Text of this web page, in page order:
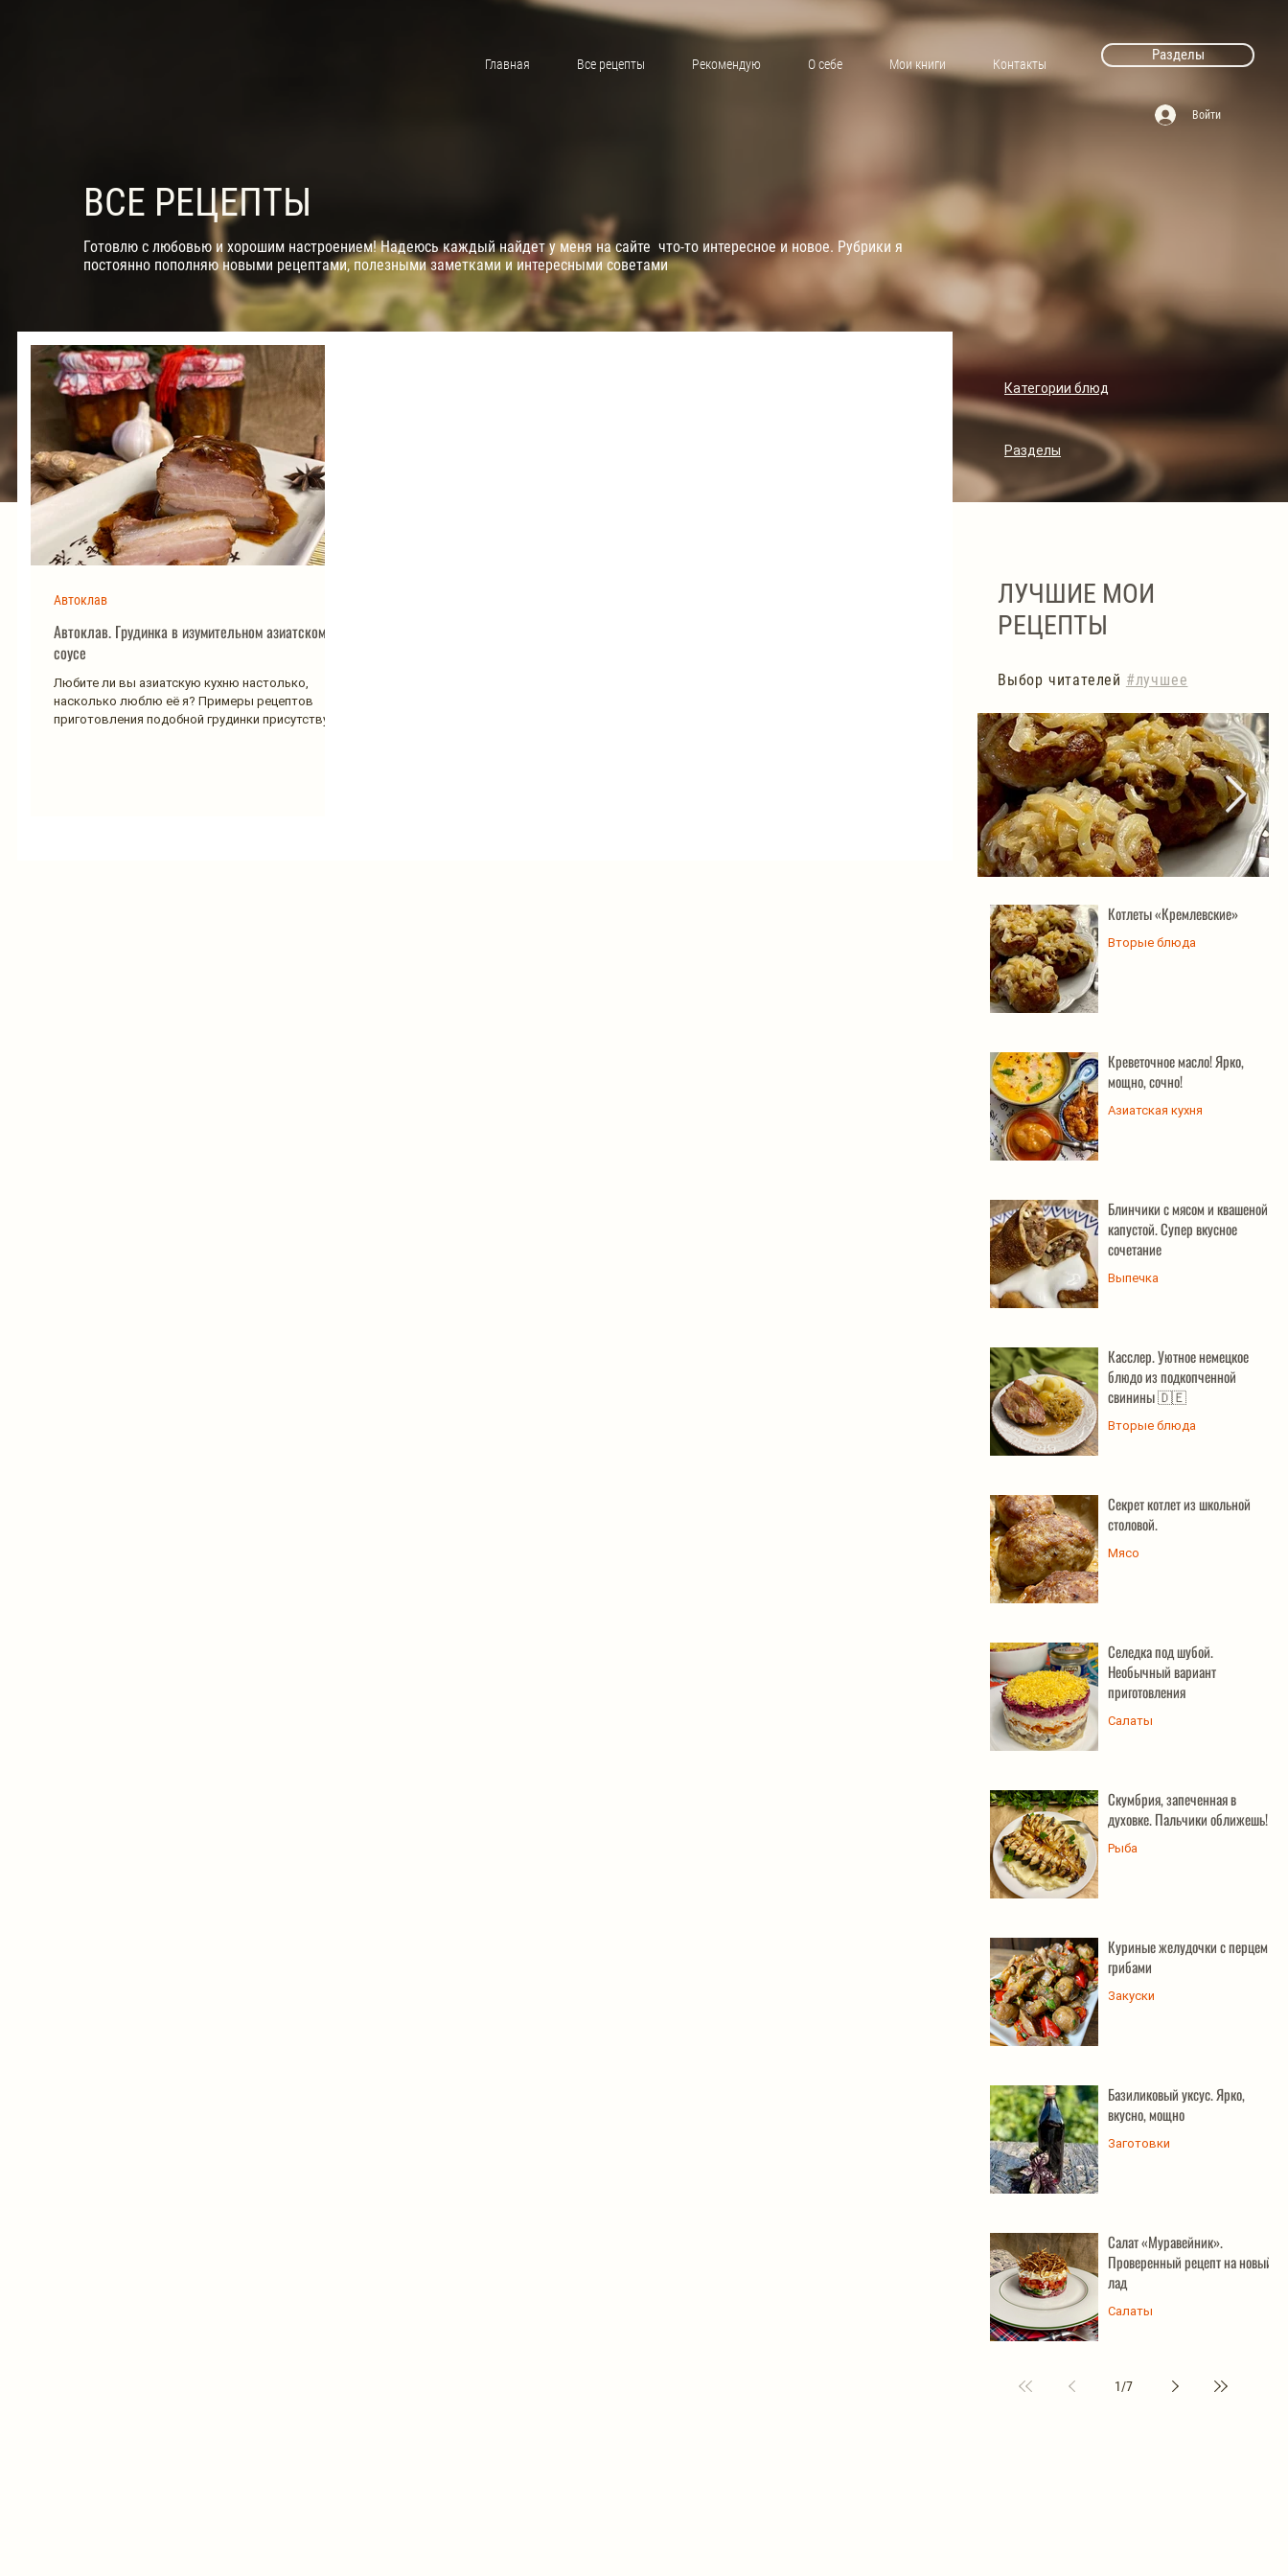
Главная Все рецепты Рекомендую О себе Мои книги Контакты
Разделы
Войти
ВСЕ РЕЦЕПТЫ
Готовлю с любовью и хорошим настроением! Надеюсь каждый найдет у меня на сайте что-то интересное и новое. Рубрики я
постоянно пополняю новыми рецептами, полезными заметками и интересными советами
Категории блюд
Разделы
Автоклав. Грудинка в изумительном азиатском
соусе
Любите ли вы азиатскую кухню настолько,
насколько люблю её я? Примеры рецептов
приготовления подобной грудинки присутствуют
Автоклав
ЛУЧШИЕ МОИ
РЕЦЕПТЫ
Выбор читателей #лучшее
Котлеты «Кремлевские»
Котлеты «Кремлевские»
Вторые блюда
Креветочное масло! Ярко,
мощно, сочно!
Азиатская кухня
Блинчики с мясом и квашеной
капустой. Супер вкусное
сочетание
Выпечка
Касслер. Уютное немецкое
блюдо из подкопченной
свинины 🇩🇪
Вторые блюда
Секрет котлет из школьной
столовой.
Мясо
Селедка под шубой.
Необычный вариант
приготовления
Салаты
Скумбрия, запеченная в
духовке. Пальчики оближешь!
Рыба
Куриные желудочки с перцем и
грибами
Закуски
Базиликовый уксус. Ярко,
вкусно, мощно
Заготовки
Салат «Муравейник».
Проверенный рецепт на новый
лад
Салаты
1/7